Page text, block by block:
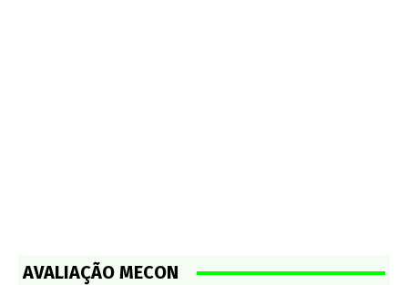
AVALIAÇÃO MECON